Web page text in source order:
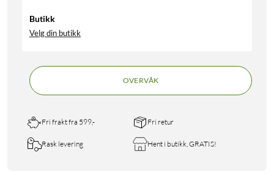
Butikk
Velg din butikk
OVERVÅK
Fri frakt fra 599,- Fri retur
Rask levering Hent i butikk, GRATIS!